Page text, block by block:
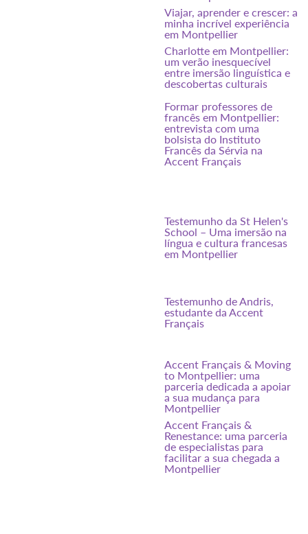
Viajar, aprender e crescer: a
minha incrível experiência
em Montpellier
Charlotte em Montpellier:
um verão inesquecível
entre imersão linguística e
descobertas culturais
Formar professores de
francês em Montpellier:
entrevista com uma
bolsista do Instituto
Francês da Sérvia na
Accent Français
Testemunho da St Helen's
School – Uma imersão na
língua e cultura francesas
em Montpellier
Testemunho de Andris,
estudante da Accent
Français
Accent Français & Moving
to Montpellier: uma
parceria dedicada a apoiar
a sua mudança para
Montpellier
Accent Français &
Renestance: uma parceria
de especialistas para
facilitar a sua chegada a
Montpellier